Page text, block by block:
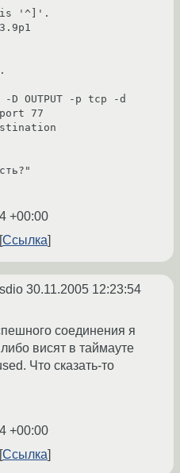
is '^]'.
OUTPUT -p tcp -d
77
+00:00
Ссылка
30.11.2005 12:23:54
соединения я
висят в таймауте
Что сказать-то
+00:00
Ссылка